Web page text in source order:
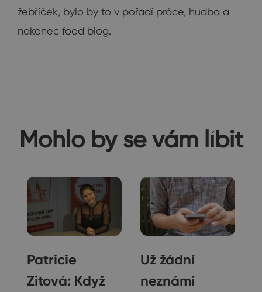
žebříček, bylo by to v pořadí práce, hudba a
nakonec food blog.
Mohlo by se vám líbit
Patricie
Zitová: Když
Už žádní
neznámí